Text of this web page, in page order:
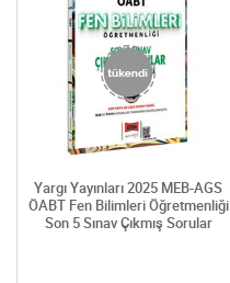
Yargı Yayınları 2025 MEB-AGS
ÖABT Fen Bilimleri Öğretmenliği
Son 5 Sınav Çıkmış Sorular